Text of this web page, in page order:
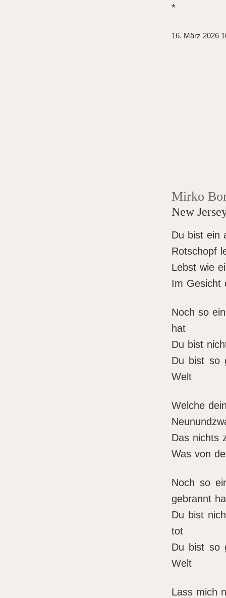
*
16. März 2026
Mirko
New
Du bist ein
Rotschopf
Lebst wie
Im Gesicht
Noch so
hat
Du bist
Du bist so
Welt
Welche
Das nichts
Was von
Noch so
gebrannt
Du bist
tot
Du bist so
Welt
Lass mich